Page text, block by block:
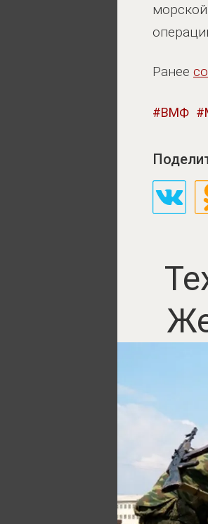
Ранее
ВМФ